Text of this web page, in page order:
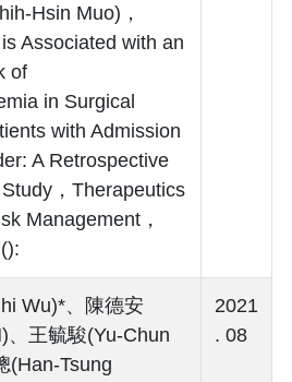
Hsin Muo)，
Associated with an
of
in Surgical
with Admission
A Retrospective
，Therapeutics
Management，
Wu)*、陳德安
、王毓駿(Yu-Chun
(Han-Tsung
2021
. 08